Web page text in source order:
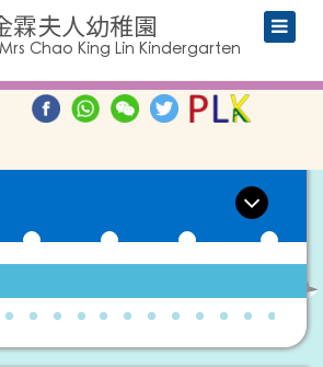
霖夫人幼稚園
Chao King Lin Kindergarten